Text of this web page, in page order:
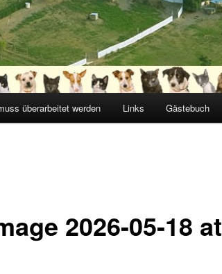
überarbeitet werden Links Gästebuch
2026-05-18 at